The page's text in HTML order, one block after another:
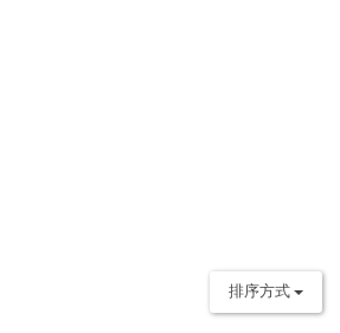
排序方式